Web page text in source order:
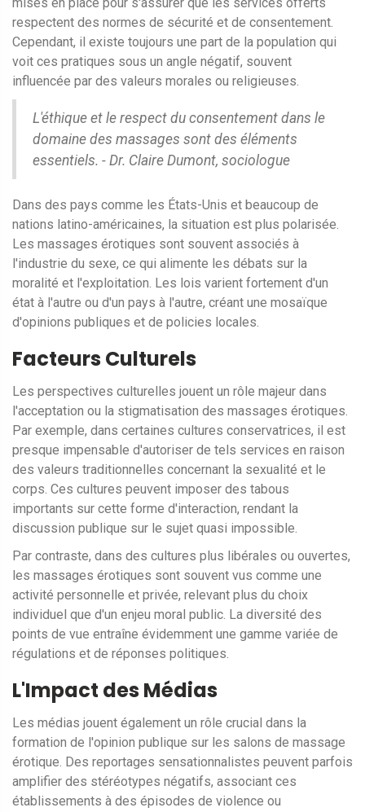
respectent des normes de sécurité et de consentement.
Cependant, il existe toujours une part de la population qui
voit ces pratiques sous un angle négatif, souvent
influencée par des valeurs morales ou religieuses.
L'éthique et le respect du consentement dans le
domaine des massages sont des éléments
essentiels. - Dr. Claire Dumont, sociologue
Dans des pays comme les États-Unis et beaucoup de
nations latino-américaines, la situation est plus polarisée.
Les massages érotiques sont souvent associés à
l'industrie du sexe, ce qui alimente les débats sur la
moralité et l'exploitation. Les lois varient fortement d'un
état à l'autre ou d'un pays à l'autre, créant une mosaïque
d'opinions publiques et de policies locales.
Facteurs Culturels
Les perspectives culturelles jouent un rôle majeur dans
l'acceptation ou la stigmatisation des massages érotiques.
Par exemple, dans certaines cultures conservatrices, il est
presque impensable d'autoriser de tels services en raison
des valeurs traditionnelles concernant la sexualité et le
corps. Ces cultures peuvent imposer des tabous
importants sur cette forme d'interaction, rendant la
discussion publique sur le sujet quasi impossible.
Par contraste, dans des cultures plus libérales ou ouvertes,
les massages érotiques sont souvent vus comme une
activité personnelle et privée, relevant plus du choix
individuel que d'un enjeu moral public. La diversité des
points de vue entraîne évidemment une gamme variée de
régulations et de réponses politiques.
L'Impact des Médias
Les médias jouent également un rôle crucial dans la
formation de l'opinion publique sur les salons de massage
érotique. Des reportages sensationnalistes peuvent parfois
amplifier des stéréotypes négatifs, associant ces
établissements à des épisodes de violence ou